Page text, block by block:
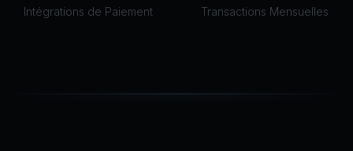
Intégrations de Paiement Transactions Mensuelles